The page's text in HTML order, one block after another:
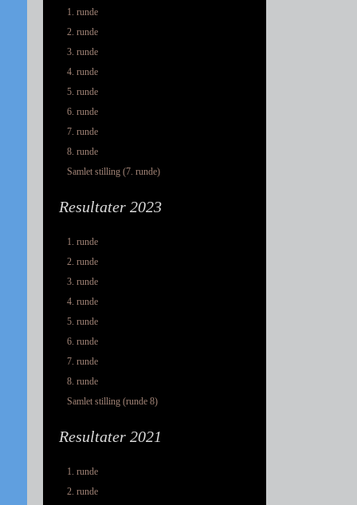
1. runde
2. runde
3. runde
4. runde
5. runde
6. runde
7. runde
8. runde
Samlet stilling (7. runde)
Resultater 2023
1. runde
2. runde
3. runde
4. runde
5. runde
6. runde
7. runde
8. runde
Samlet stilling (runde 8)
Resultater 2021
1. runde
2. runde